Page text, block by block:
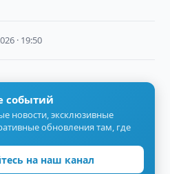
· 19:50
событий
новости, эксклюзивные
обновления там, где
на наш канал